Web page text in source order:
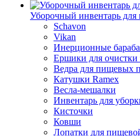
Уборочный инвентарь
Schavon
Vikan
Инерционные
Ершики для очистки
Ведра для пищевых
Катушки Ramex
Весла-мешалки
Инвентарь для
Кисточки
Ковши
Лопатки для